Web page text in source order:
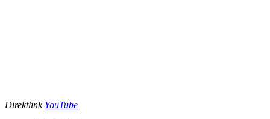
Direktlink YouTube